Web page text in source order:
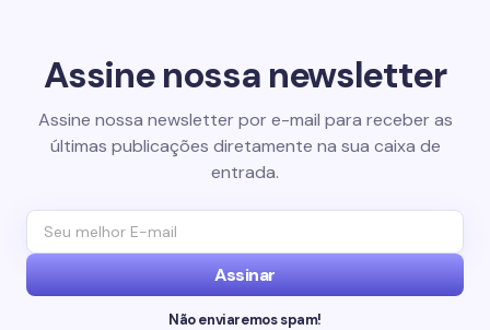
Assine nossa newsletter
Assine nossa newsletter por e-mail para receber as
últimas publicações diretamente na sua caixa de
entrada.
Assinar
Não enviaremos spam!